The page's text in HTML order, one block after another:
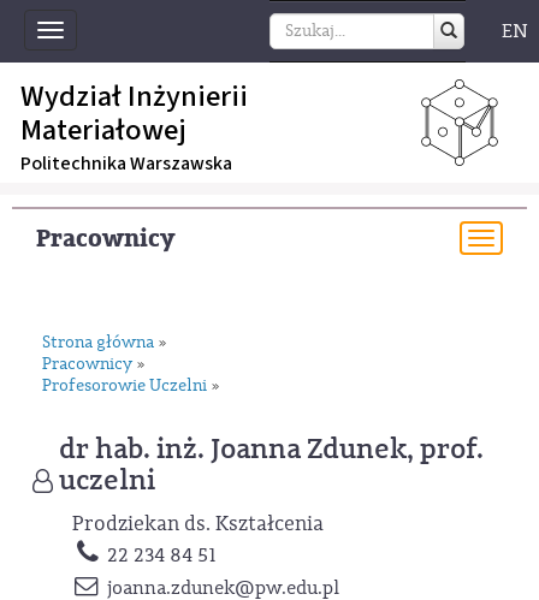
Toggle
navigation
EN
Wydział Inżynierii
Materiałowej
Politechnika Warszawska
Pracownicy
Strona główna »
Pracownicy »
Profesorowie Uczelni »
dr hab. inż. Joanna Zdunek, prof.
uczelni
Prodziekan ds. Kształcenia
22 234 84 51
joanna.zdunek@pw.edu.pl